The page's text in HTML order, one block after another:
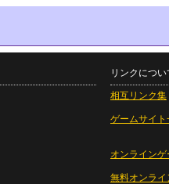
リンクについ
相互リンク集
ゲームサイト
オンラインゲ
無料オンライ